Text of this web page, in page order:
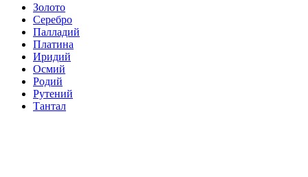
Золото
Серебро
Палладий
Платина
Иридий
Осмий
Родий
Рутений
Тантал